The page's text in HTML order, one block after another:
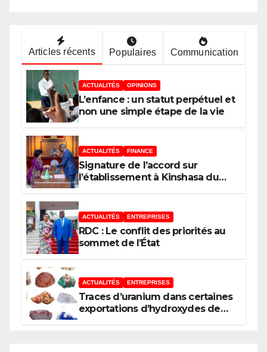
Articles récents Populaires Communication
ACTUALITÉS OPINIONS
L’enfance : un statut perpétuel et
non une simple étape de la vie
ACTUALITÉS FINANCE
Signature de l’accord sur
l’établissement à Kinshasa du
africaine–Nouveau Partenariat
pour le développement de
l’Afrique (AUDA-NEPAD)
ACTUALITÉS ENTREPRISES
RDC : Le conflit des priorités au
sommet de l’État
ACTUALITÉS ENTREPRISES
Traces d’uranium dans certaines
exportations d’hydroxydes de